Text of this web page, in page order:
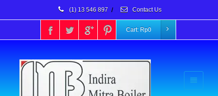
(1) 13 546 897 / Contact Us
Cart: Rp0